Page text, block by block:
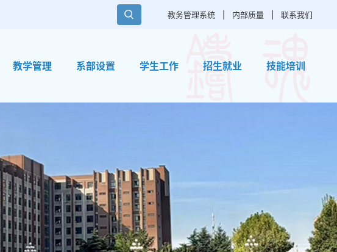
教务管理系统 内部质量 联系我们
教学管理 系部设置 学生工作 招生就业 技能培训